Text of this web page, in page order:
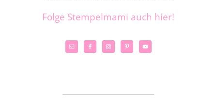
Folge Stempelmami auch hier!